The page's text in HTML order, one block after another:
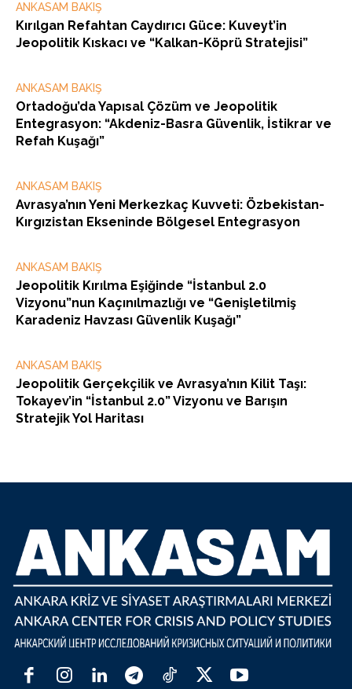
ANKASAM BAKIŞ
Kırılgan Refahtan Caydırıcı Güce: Kuveyt’in
Jeopolitik Kıskacı ve “Kalkan-Köprü Stratejisi”
ANKASAM BAKIŞ
Ortadoğu’da Yapısal Çözüm ve Jeopolitik
Entegrasyon: “Akdeniz-Basra Güvenlik, İstikrar ve
Refah Kuşağı”
ANKASAM BAKIŞ
Avrasya’nın Yeni Merkezkaç Kuvveti: Özbekistan-
Kırgızistan Ekseninde Bölgesel Entegrasyon
ANKASAM BAKIŞ
Jeopolitik Kırılma Eşiğinde “İstanbul 2.0
Vizyonu”nun Kaçınılmazlığı ve “Genişletilmiş
Karadeniz Havzası Güvenlik Kuşağı”
ANKASAM BAKIŞ
Jeopolitik Gerçekçilik ve Avrasya’nın Kilit Taşı:
Tokayev’in “İstanbul 2.0” Vizyonu ve Barışın
Stratejik Yol Haritası